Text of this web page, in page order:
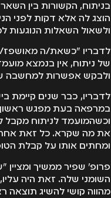
בניתוח, הקשורות בין
הוצג לה אלא דקות לפני
ולשאול השאלות הנוגעות
לדבריו "כשאת/ה מאושפז/
של ניתוח, אין בנמצא
ולבקש אפשרות למחשבה
לדבריו, כבר שנים
במרפאה בעת מפגש ראשון
וכשהמועמד לניתוח מקבל
את מה שקרא. כל זאת
ומחתים אותו על קבלת
פרופ' שפיר ממשיך
השומני שלה. זאת היה
מהווה קושי להשיג תוצאה